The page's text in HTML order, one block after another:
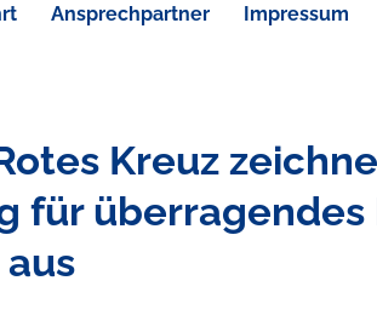
Ansprechpartner Impressum
Kreuz
für